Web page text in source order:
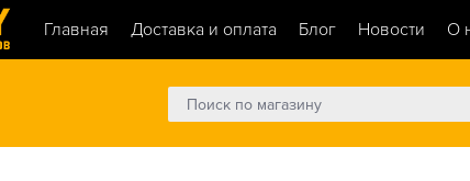
Главная Доставка и оплата Блог Новости О